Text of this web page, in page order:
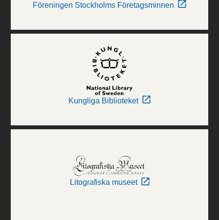
Föreningen Stockholms Företagsminnen
Kungliga Biblioteket
Litografiska museet